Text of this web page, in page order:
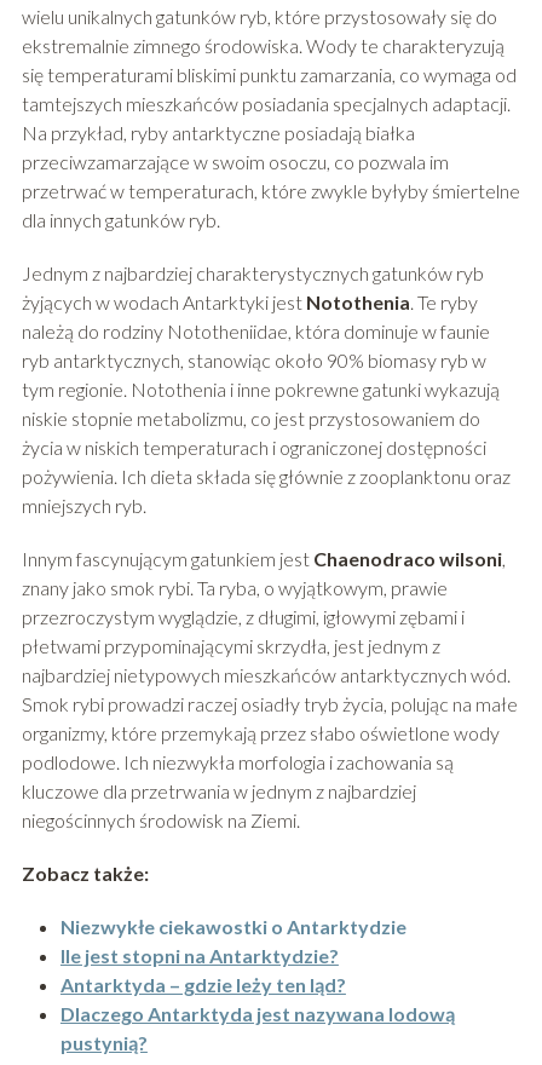
wielu unikalnych gatunków ryb, które przystosowały się do
ekstremalnie zimnego środowiska. Wody te charakteryzują
się temperaturami bliskimi punktu zamarzania, co wymaga od
tamtejszych mieszkańców posiadania specjalnych adaptacji.
Na przykład, ryby antarktyczne posiadają białka
przeciwzamarzające w swoim osoczu, co pozwala im
przetrwać w temperaturach, które zwykle byłyby śmiertelne
dla innych gatunków ryb.
Jednym z najbardziej charakterystycznych gatunków ryb
żyjących w wodach Antarktyki jest Notothenia . Te ryby
należą do rodziny Nototheniidae, która dominuje w faunie
ryb antarktycznych, stanowiąc około 90% biomasy ryb w
tym regionie. Notothenia i inne pokrewne gatunki wykazują
niskie stopnie metabolizmu, co jest przystosowaniem do
życia w niskich temperaturach i ograniczonej dostępności
pożywienia. Ich dieta składa się głównie z zooplanktonu oraz
mniejszych ryb.
Innym fascynującym gatunkiem jest Chaenodraco wilsoni,
znany jako smok rybi. Ta ryba, o wyjątkowym, prawie
przezroczystym wyglądzie, z długimi, igłowymi zębami i
płetwami przypominającymi skrzydła, jest jednym z
najbardziej nietypowych mieszkańców antarktycznych wód.
Smok rybi prowadzi raczej osiadły tryb życia, polując na małe
organizmy, które przemykają przez słabo oświetlone wody
podlodowe. Ich niezwykła morfologia i zachowania są
kluczowe dla przetrwania w jednym z najbardziej
niegościnnych środowisk na Ziemi.
Zobacz także:
Niezwykłe ciekawostki o Antarktydzie
Ile jest stopni na Antarktydzie?
Antarktyda – gdzie leży ten ląd?
Dlaczego Antarktyda jest nazywana lodową
pustynią?